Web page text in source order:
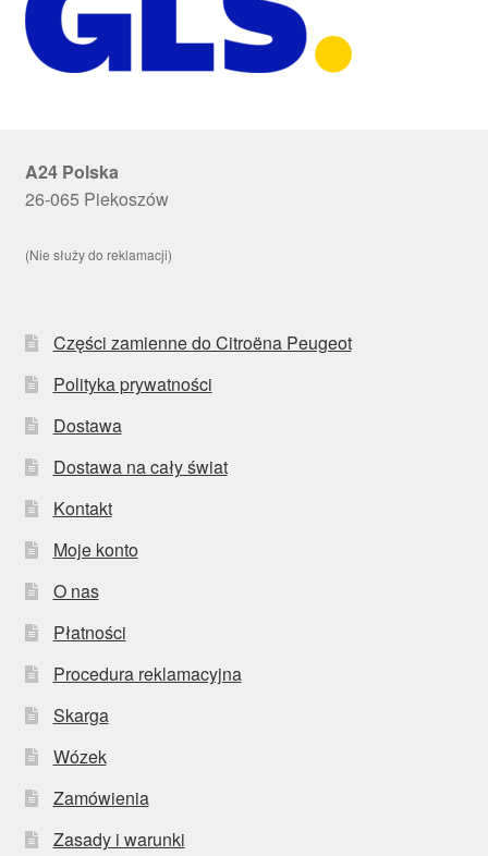
A24 Polska
26-065 Piekoszów
(Nie służy do reklamacji)
Części zamienne do Citroëna Peugeot
Polityka prywatności
Dostawa
Dostawa na cały świat
Kontakt
Moje konto
O nas
Płatności
Procedura reklamacyjna
Skarga
Wózek
Zamówienia
Zasady i warunki